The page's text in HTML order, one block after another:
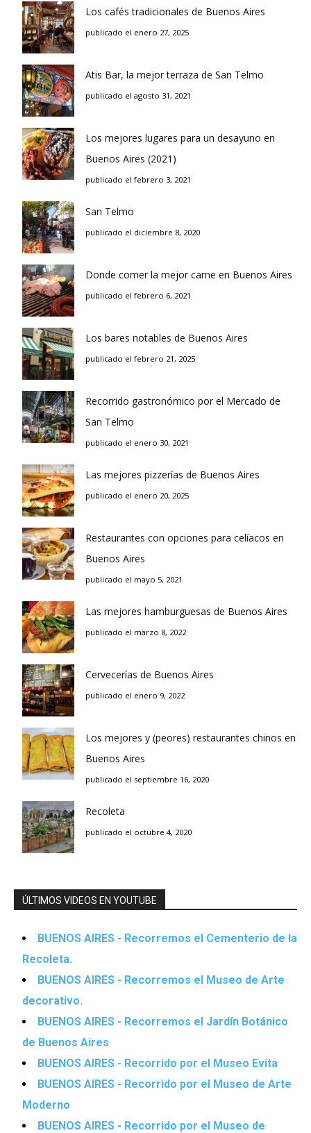
Los cafés tradicionales de Buenos Aires
publicado el enero 27, 2025
Atis Bar, la mejor terraza de San Telmo
publicado el agosto 31, 2021
Los mejores lugares para un desayuno en
Buenos Aires (2021)
publicado el febrero 3, 2021
San Telmo
publicado el diciembre 8, 2020
Donde comer la mejor carne en Buenos Aires
publicado el febrero 6, 2021
Los bares notables de Buenos Aires
publicado el febrero 21, 2025
Recorrido gastronómico por el Mercado de
San Telmo
publicado el enero 30, 2021
Las mejores pizzerías de Buenos Aires
publicado el enero 20, 2025
Restaurantes con opciones para celíacos en
Buenos Aires
publicado el mayo 5, 2021
Las mejores hamburguesas de Buenos Aires
publicado el marzo 8, 2022
Cervecerías de Buenos Aires
publicado el enero 9, 2022
Los mejores y (peores) restaurantes chinos en
Buenos Aires
publicado el septiembre 16, 2020
Recoleta
publicado el octubre 4, 2020
ÚLTIMOS VIDEOS EN YOUTUBE
BUENOS AIRES - Recorremos el Cementerio de la
Recoleta.
BUENOS AIRES - Recorremos el Museo de Arte
decorativo.
BUENOS AIRES - Recorremos el Jardín Botánico
de Buenos Aires
BUENOS AIRES - Recorrido por el Museo Evita
BUENOS AIRES - Recorrido por el Museo de Arte
Moderno
BUENOS AIRES - Recorrido por el Museo de